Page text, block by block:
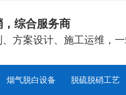
综合服务商
方案设计、施工运维，
烟气脱白设备 脱硫脱硝工艺